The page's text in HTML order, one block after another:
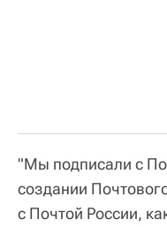
"Мы подписали с
создании
с Почтой России,